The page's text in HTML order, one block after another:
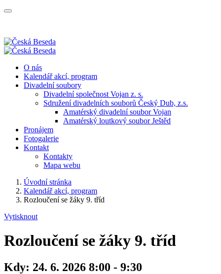
O nás
Kalendář akcí, program
Divadelní soubory
Divadelní společnost Vojan z. s.
Sdružení divadelních souborů Český Dub, z.s.
Amatérský divadelní soubor Vojan
Amatérský loutkový soubor Ještěd
Pronájem
Fotogalerie
Kontakt
Kontakty
Mapa webu
Úvodní stránka
Kalendář akcí, program
Rozloučení se žáky 9. tříd
Vytisknout
Rozloučení se žáky 9. tříd
Kdy: 24. 6. 2026 8:00 - 9:30